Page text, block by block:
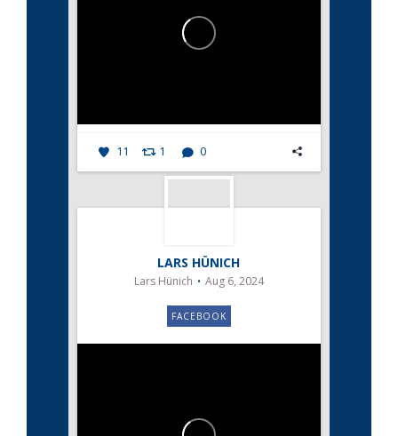
11 1 0
LARS HÜNICH
Lars Hünich Aug 6, 2024
FACEBOOK